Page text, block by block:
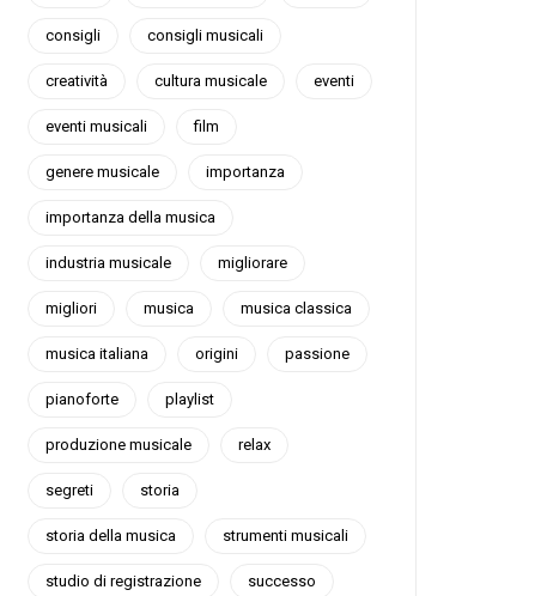
consigli consigli musicali
creatività cultura musicale eventi
eventi musicali film
genere musicale importanza
importanza della musica
industria musicale migliorare
migliori musica musica classica
musica italiana origini passione
pianoforte playlist
produzione musicale relax
segreti storia
storia della musica strumenti musicali
studio di registrazione successo